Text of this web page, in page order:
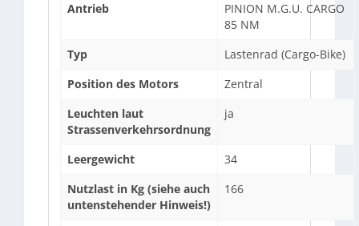
Antrieb
PINION M.G.U. CARGO
85 NM
Typ
Lastenrad (Cargo-Bike)
Position des Motors
Zentral
Leuchten laut
Strassenverkehrsordnung
ja
Leergewicht
34
Nutzlast in Kg (siehe auch
untenstehender Hinweis!)
166